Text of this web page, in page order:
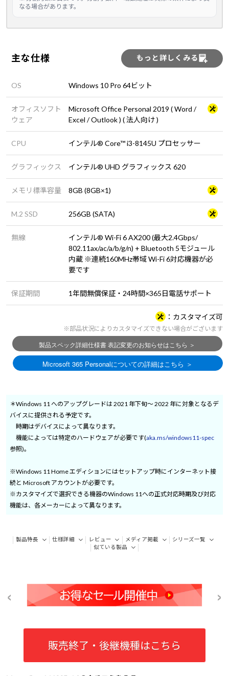
なる場合があります。
主な仕様 もっと詳しくみる
OS Windows 10 Pro 64ビット
オフィスソフト
ウェア
Microsoft Office Personal 2019 ( Word /
Excel / Outlook ) ( 法人向け )
CPU インテル® Core™ i3-8145U プロセッサー
グラフィックス インテル® UHD グラフィックス 620
メモリ標準容量 8GB (8GB×1)
M.2 SSD 256GB (SATA)
無線
インテル® Wi-Fi 6 AX200 (最大2.4Gbps/
802.11ax/ac/a/b/g/n) + Bluetooth 5モジュール
内蔵 ※連続160MHz帯域 Wi-Fi 6対応機器が必
要です
保証期間 1年間無償保証・24時間×365日電話サポート
カスタマイズ可
※部品状況によりカスタマイズできない場合がございます
＊Windows 11 へのアップグレードは 2021 年下旬～ 2022 年に対象となるデ
バイスに提供される予定です。
時期はデバイスによって異なります。
機能によっては特定のハードウェアが必要です(aka.ms/windows11-spec
参照)。
※Windows 11 Home エディションにはセットアップ時にインターネット接
続と Microsoft アカウントが必要です。
※カスタマイズで選択できる機器のWindows 11への正式対応時期及び対応
機能は、各メーカーによって異なります。
製品特長 仕様詳細 レビュー メディア掲載
シリーズ一覧
似ている製品
販売終了・後継機種はこちら